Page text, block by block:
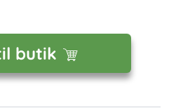
butik